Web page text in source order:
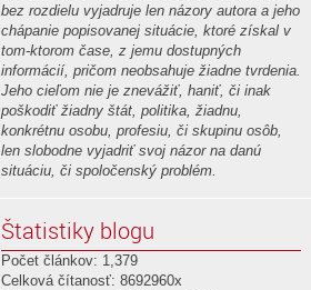
bez rozdielu vyjadruje len názory autora a jeho
chápanie popisovanej situácie, ktoré získal v
tom-ktorom čase, z jemu dostupných
informácií, pričom neobsahuje žiadne tvrdenia.
Jeho cieľom nie je znevážiť, haniť, či inak
poškodiť žiadny štát, politika, žiadnu,
konkrétnu osobu, profesiu, či skupinu osôb,
len slobodne vyjadriť svoj názor na danú
situáciu, či spoločenský problém.
Štatistiky blogu
Počet článkov: 1,379
Celková čítanosť: 8692960x